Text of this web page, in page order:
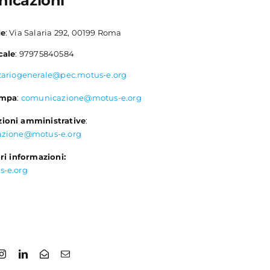
: Via Salaria 292, 00199 Roma
: 97975840584
e.org
: comunicazione@motus-e.org
amministrative:
e.org
informazioni:
e.org